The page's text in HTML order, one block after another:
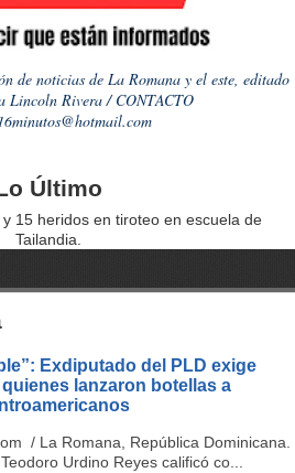
de noticias de La Romana y el este, editado
Lincoln Rivera / CONTACTO
Último
15 heridos en tiroteo en escuela de
Tailandia.
Exdiputado del PLD exige
lanzaron botellas a
/ La Romana, República Dominicana.
Urdino Reyes calificó co...